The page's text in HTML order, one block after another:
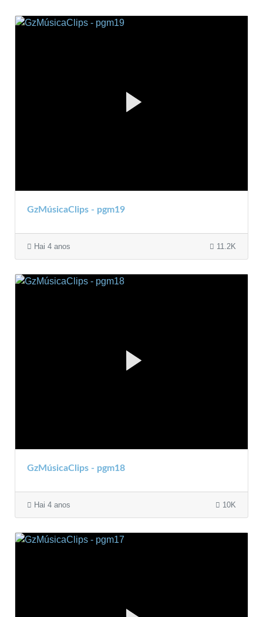
GzMúsicaClips - pgm19
Hai 4 anos 11.2K
GzMúsicaClips - pgm18
Hai 4 anos 10K